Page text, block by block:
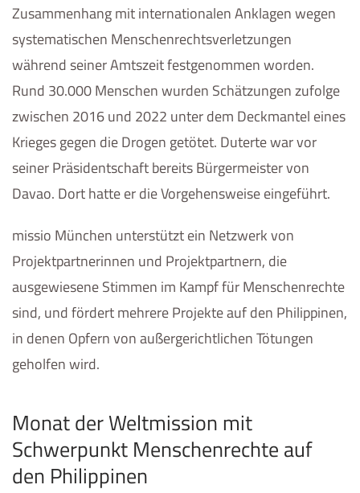
Zusammenhang mit internationalen Anklagen wegen
systematischen Menschenrechtsverletzungen
während seiner Amtszeit festgenommen worden.
Rund 30.000 Menschen wurden Schätzungen zufolge
zwischen 2016 und 2022 unter dem Deckmantel eines
Krieges gegen die Drogen getötet. Duterte war vor
seiner Präsidentschaft bereits Bürgermeister von
Davao. Dort hatte er die Vorgehensweise eingeführt.
missio München unterstützt ein Netzwerk von
Projektpartnerinnen und Projektpartnern, die
ausgewiesene Stimmen im Kampf für Menschenrechte
sind, und fördert mehrere Projekte auf den Philippinen,
in denen Opfern von außergerichtlichen Tötungen
geholfen wird.
Monat der Weltmission mit
Schwerpunkt Menschenrechte auf
den Philippinen